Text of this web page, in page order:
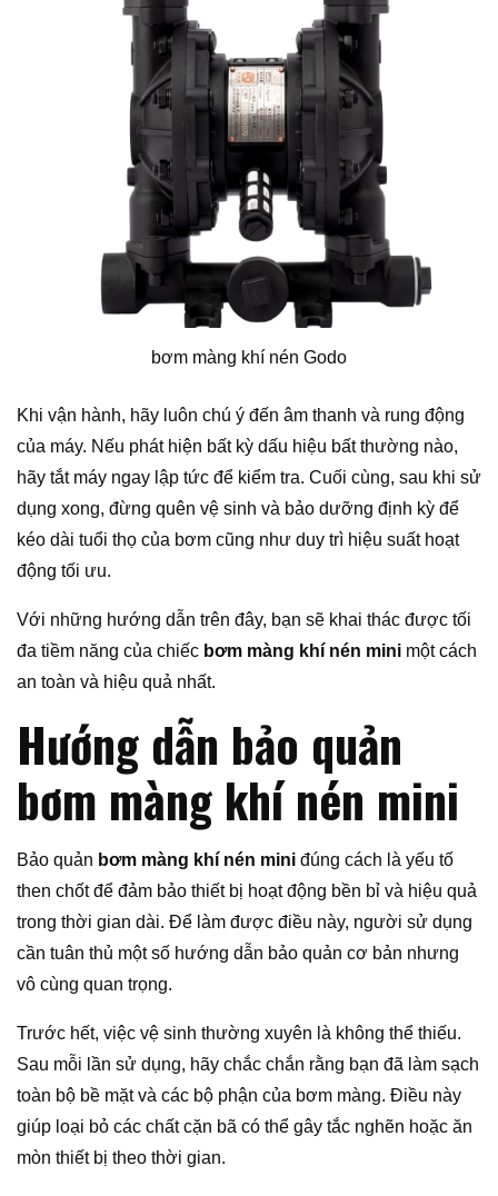
bơm màng khí nén Godo
Khi vận hành, hãy luôn chú ý đến âm thanh và rung động
của máy. Nếu phát hiện bất kỳ dấu hiệu bất thường nào,
hãy tắt máy ngay lập tức để kiểm tra. Cuối cùng, sau khi sử
dụng xong, đừng quên vệ sinh và bảo dưỡng định kỳ để
kéo dài tuổi thọ của bơm cũng như duy trì hiệu suất hoạt
động tối ưu.
Với những hướng dẫn trên đây, bạn sẽ khai thác được tối
đa tiềm năng của chiếc bơm màng khí nén mini một cách
an toàn và hiệu quả nhất.
Hướng dẫn bảo quản
bơm màng khí nén mini
Bảo quản bơm màng khí nén mini đúng cách là yếu tố
then chốt để đảm bảo thiết bị hoạt động bền bỉ và hiệu quả
trong thời gian dài. Để làm được điều này, người sử dụng
cần tuân thủ một số hướng dẫn bảo quản cơ bản nhưng
vô cùng quan trọng.
Trước hết, việc vệ sinh thường xuyên là không thể thiếu.
Sau mỗi lần sử dụng, hãy chắc chắn rằng bạn đã làm sạch
toàn bộ bề mặt và các bộ phận của bơm màng. Điều này
giúp loại bỏ các chất cặn bã có thể gây tắc nghẽn hoặc ăn
mòn thiết bị theo thời gian.